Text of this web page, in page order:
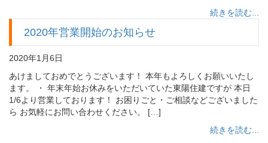
続きを読む...
2020年営業開始のお知らせ
2020年1月6日
あけましておめでとうございます！ 本年もよろしくお願いいたし
ます。 ・ 年末年始お休みをいただいていた東陽住建ですが 本日
1/6より営業しております！ お困りごと・ご相談などございました
ら お気軽にお問い合わせください。 […]
続きを読む...